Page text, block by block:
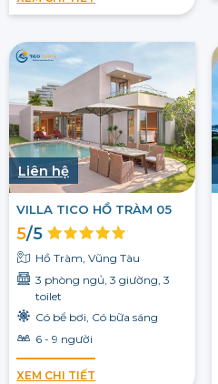
Liên hệ
VILLA TICO HỒ TRÀM 05
5/5
Hồ Tràm, Vũng Tàu
3 phòng ngủ, 3 giường, 3
toilet
Có bể bơi, Có bữa sáng
6 - 9 người
XEM CHI TIẾT